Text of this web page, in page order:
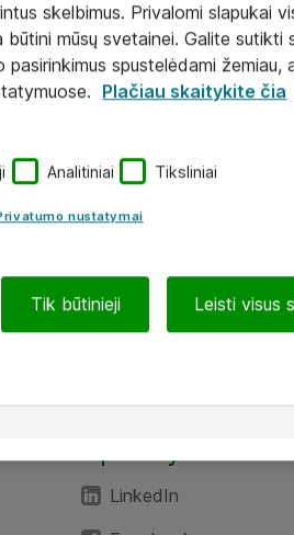
LinkedIn
skelbimus. Privalomi slapukai
būtini mūsų svetainei. Galite sutikti
spustelėdami žemiau,
Plačiau skaitykite čia
Analitiniai Tiksliniai
nustatymai
Tik būtinieji Leisti visus